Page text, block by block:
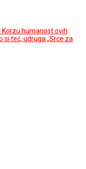
humanost ovih
si teć, udruga „Srce za